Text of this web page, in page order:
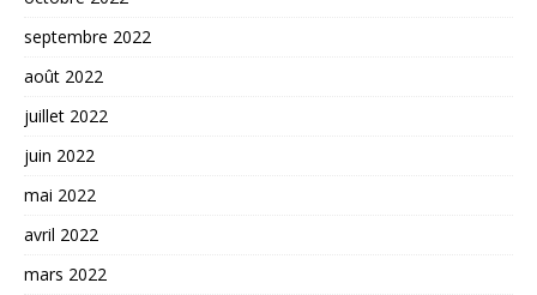
septembre 2022
août 2022
juillet 2022
juin 2022
mai 2022
avril 2022
mars 2022